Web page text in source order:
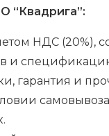
“Квадрига”:
НДС (20%),
и
гарантия и